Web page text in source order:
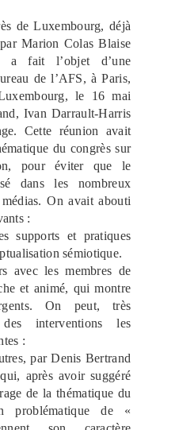
de Luxembourg, déjà
Marion Colas Blaise
fait l’objet d’une
de l’AFS, à Paris,
le 16 mai
Ivan Darrault-Harris
Cette réunion avait
du congrès sur
pour éviter que le
dans les nombreux
On avait abouti
:
supports et pratiques
sémiotique.
avec les membres de
et animé, qui montre
On peut, très
interventions les
:
par Denis Bertrand
après avoir suggéré
de la thématique du
problématique de «